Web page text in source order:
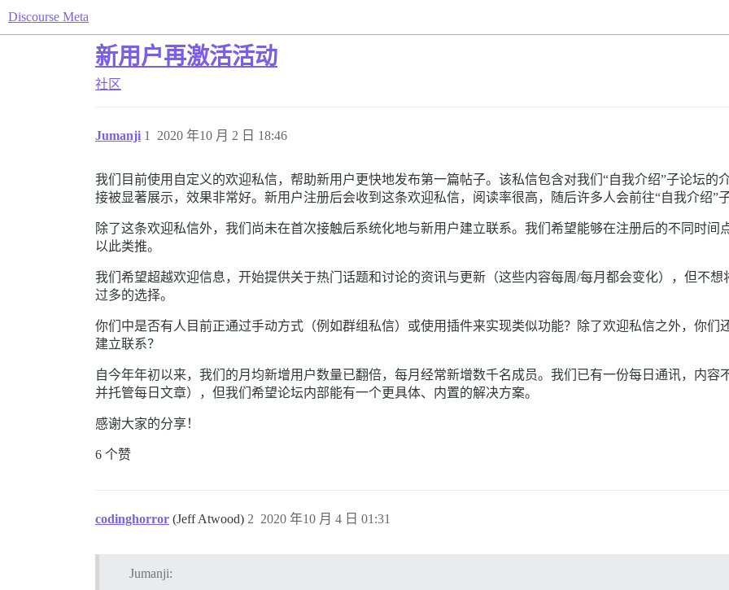
Discourse Meta
新用户再激活活动
社区
Jumanji 2020 年10 月 2 日 18:46
1
我们目前使用自定义的欢迎私信，帮助新用户更快地发布第一篇帖子。该私信包含对我们“自我介绍”子论坛的
接被显著展示，效果非常好。新用户注册后会收到这条欢迎私信，阅读率很高，随后许多人会前往“自我介绍”
除了这条欢迎私信外，我们尚未在首次接触后系统化地与新用户建立联系。我们希望能够在注册后的不同时间
以此类推。
我们希望超越欢迎信息，开始提供关于热门话题和讨论的资讯与更新（这些内容每周/每月都会变化），但不
过多的选择。
你们中是否有人目前正通过手动方式（例如群组私信）或使用插件来实现类似功能？除了欢迎私信之外，你们
建立联系？
自今年年初以来，我们的月均新增用户数量已翻倍，每月经常新增数千名成员。我们已有一份每日通讯，内容
并托管每日文章），但我们希望论坛内部能有一个更具体、内置的解决方案。
感谢大家的分享！
6 个赞
codinghorror (Jeff Atwood) 2020 年10 月 4 日 01:31
2
Jumanji: